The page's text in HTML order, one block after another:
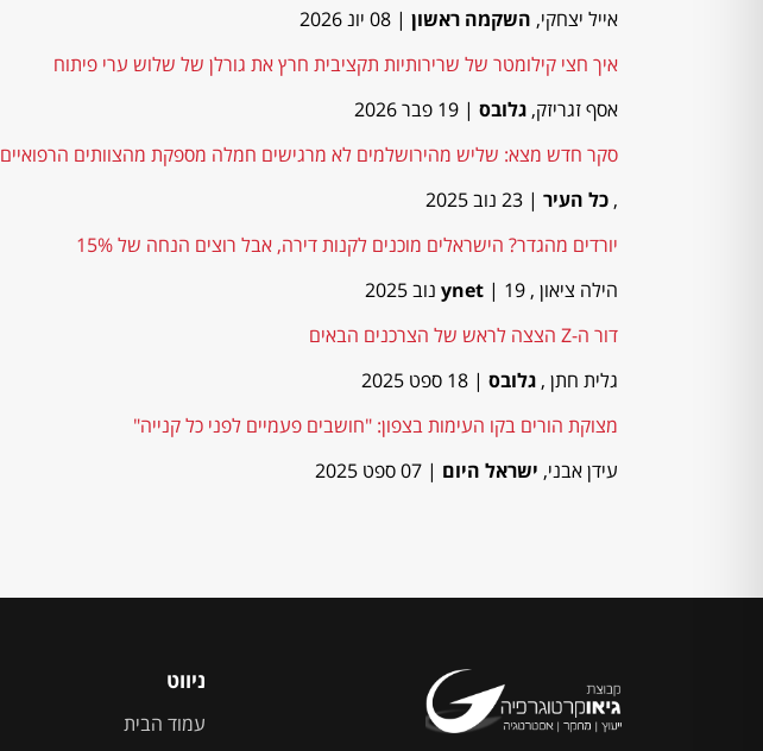
אייל יצחקי, השקמה ראשון | 08 יונ 2026
איך חצי קילומטר של שרירותיות תקציבית חרץ את גורלן של שלוש ערי פיתוח
אסף זגריזק, גלובס | 19 פבר 2026
סקר חדש מצא: שליש מהירושלמים לא מרגישים חמלה מספקת מהצוותים הרפואיים
, כל העיר | 23 נוב 2025
יורדים מהגדר? הישראלים מוכנים לקנות דירה, אבל רוצים הנחה של 15%
הילה ציאון ,
ynet | 19 נוב 2025
דור ה-Z הצצה לראש של הצרכנים הבאים
גלית חתן , גלובס | 18 ספט 2025
מצוקת הורים בקו העימות בצפון: "חושבים פעמיים לפני כל קנייה"
עידן אבני, ישראל היום | 07 ספט 2025
ניווט
עמוד הבית